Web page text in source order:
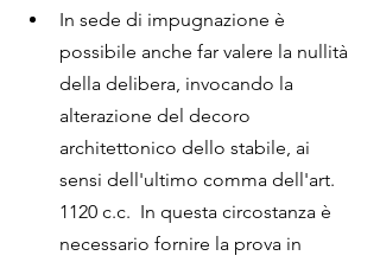
In sede di impugnazione è
possibile anche far valere la nullità
della delibera, invocando la
alterazione del decoro
architettonico dello stabile, ai
sensi dell'ultimo comma dell'art.
1120 c.c.  In questa circostanza è
necessario fornire la prova in